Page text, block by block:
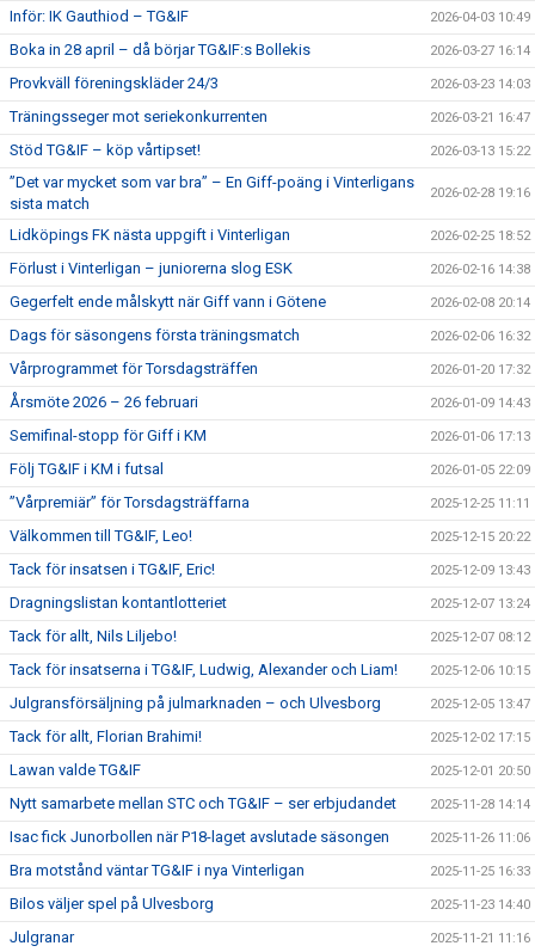
Inför: IK Gauthiod – TG&IF 2026-04-03 10:49
Boka in 28 april – då börjar TG&IF:s Bollekis 2026-03-27 16:14
Provkväll föreningskläder 24/3 2026-03-23 14:03
Träningsseger mot seriekonkurrenten 2026-03-21 16:47
Stöd TG&IF – köp vårtipset! 2026-03-13 15:22
”Det var mycket som var bra” – En Giff-poäng i Vinterligans
sista match
2026-02-28 19:16
Lidköpings FK nästa uppgift i Vinterligan 2026-02-25 18:52
Förlust i Vinterligan – juniorerna slog ESK 2026-02-16 14:38
Gegerfelt ende målskytt när Giff vann i Götene 2026-02-08 20:14
Dags för säsongens första träningsmatch 2026-02-06 16:32
Vårprogrammet för Torsdagsträffen 2026-01-20 17:32
Årsmöte 2026 – 26 februari 2026-01-09 14:43
Semifinal-stopp för Giff i KM 2026-01-06 17:13
Följ TG&IF i KM i futsal 2026-01-05 22:09
”Vårpremiär” för Torsdagsträffarna 2025-12-25 11:11
Välkommen till TG&IF, Leo! 2025-12-15 20:22
Tack för insatsen i TG&IF, Eric! 2025-12-09 13:43
Dragningslistan kontantlotteriet 2025-12-07 13:24
Tack för allt, Nils Liljebo! 2025-12-07 08:12
Tack för insatserna i TG&IF, Ludwig, Alexander och Liam! 2025-12-06 10:15
Julgransförsäljning på julmarknaden – och Ulvesborg 2025-12-05 13:47
Tack för allt, Florian Brahimi! 2025-12-02 17:15
Lawan valde TG&IF 2025-12-01 20:50
Nytt samarbete mellan STC och TG&IF – ser erbjudandet 2025-11-28 14:14
Isac fick Junorbollen när P18-laget avslutade säsongen 2025-11-26 11:06
Bra motstånd väntar TG&IF i nya Vinterligan 2025-11-25 16:33
Bilos väljer spel på Ulvesborg 2025-11-23 14:40
Julgranar 2025-11-21 11:16